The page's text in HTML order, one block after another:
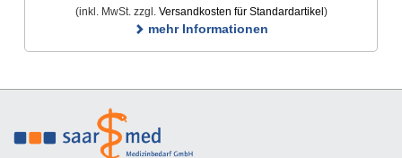
(inkl. MwSt. zzgl. Versandkosten für Standardartikel)
mehr Informationen